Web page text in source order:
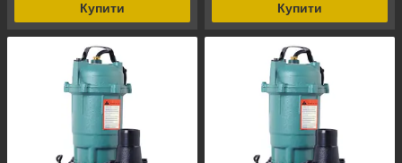
Купити Купити